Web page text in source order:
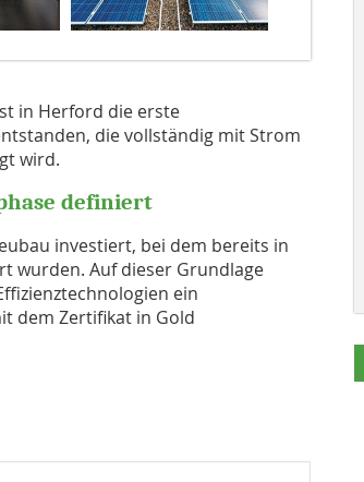
in Herford die erste
die vollständig mit Strom
wird.
definiert
investiert, bei dem bereits in
wurden. Auf dieser Grundlage
ein
dem Zertifikat in Gold